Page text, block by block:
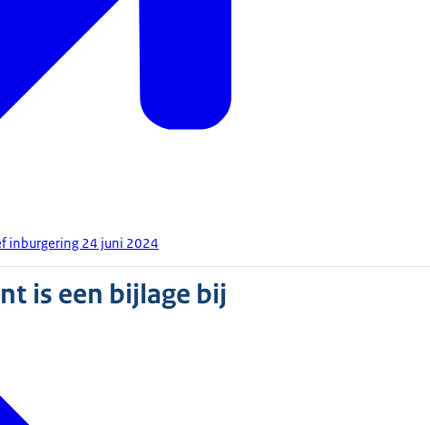
inburgering 24 juni 2024
is een bijlage bij